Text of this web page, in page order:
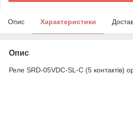
Опис Характеристики
Опис
Реле SRD-05VDC-SL-C (5 контактів)